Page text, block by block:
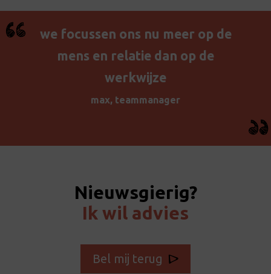
we focussen ons nu meer op de
mens en relatie dan op de
werkwijze
max, teammanager
Nieuwsgierig?
Ik wil advies
Bel mij terug